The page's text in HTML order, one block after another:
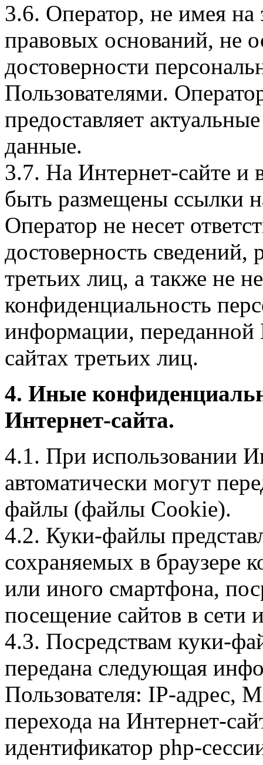
3.6. Оператор, не имея
правовых оснований, не
достоверности
Пользователями.
предоставляет
данные.
3.7. На Интернет-сайте
быть размещены ссылки
Оператор не несет
достоверность
третьих лиц, а также не
конфиденциальность
информации, переданной
сайтах третьих лиц.
4. Иные
Интернет-сайта.
4.1. При использовании
автоматически могут
файлы (файлы Cookie).
4.2. Куки-файлы
сохраняемых в браузере
или иного смартфона,
посещение сайтов в сети
4.3. Посредствам куки-
передана следующая
Пользователя: IP-адрес,
перехода на Интернет-
идентификатор php-